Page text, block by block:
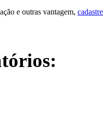
e outras vantagem,